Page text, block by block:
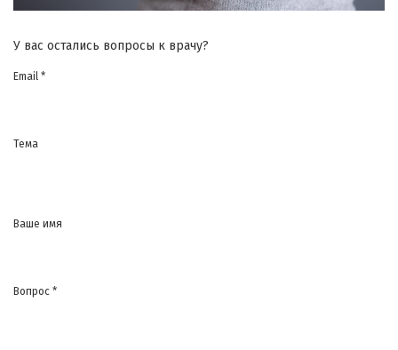
У вас остались вопросы к врачу?
Email *
Тема
Ваше имя
Вопрос *